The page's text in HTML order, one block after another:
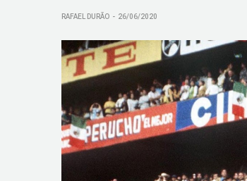
RAFAEL DURÃO 26/06/2020